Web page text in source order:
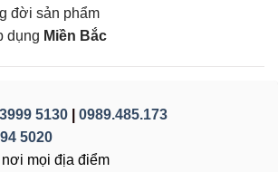
đời sản phẩm
dụng Miền Bắc
5130
0989.485.173
5020
mọi địa điểm